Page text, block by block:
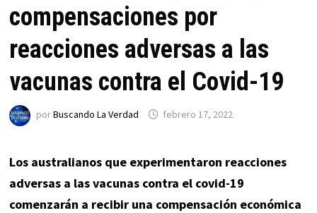
compensaciones por
reacciones adversas a las
vacunas contra el Covid-19
porBuscando La Verdad febrero 17, 2022
Los australianos que experimentaron reacciones
adversas a las vacunas contra el covid-19
comenzarán a recibir una compensación económica